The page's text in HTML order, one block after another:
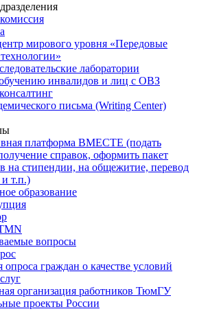
мирового уровня «Передовые
лаборатории
инвалидов и лиц с ОВЗ
письма (Writing Center)
платформа ВМЕСТЕ (подать
справок, оформить пакет
на стипендии, на общежитие, перевод
т.п.)
образование
вопросы
опроса граждан о качестве условий
организация работников ТюмГУ
проекты России